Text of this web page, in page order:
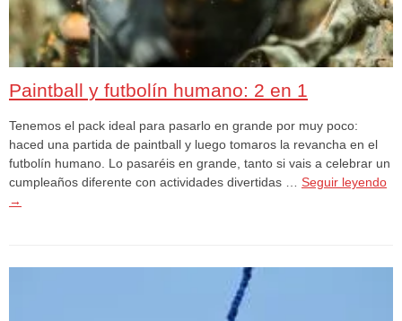
Paintball y futbolín humano: 2 en 1
Tenemos el pack ideal para pasarlo en grande por muy poco:
haced una partida de paintball y luego tomaros la revancha en el
futbolín humano. Lo pasaréis en grande, tanto si vais a celebrar un
cumpleaños diferente con actividades divertidas … Seguir leyendo
→